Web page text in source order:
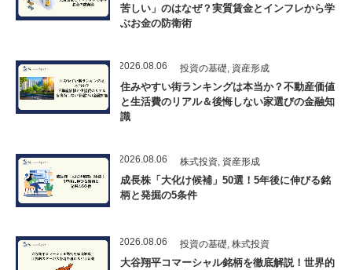
苦しい」のはなぜ？実質賃金とインフレから学
ぶお金の防衛術
2026.08.06 投資の基礎, 資産形成
住みやすい街ランキングは本当か？不動産価値
と生活費のリアル＆後悔しない家選びの金融知
識
2026.08.06 株式投資, 資産形成
成長株「大化け候補」50選！5年後に伸びる銘
柄と発掘の5条件
2026.08.06 投資の基礎 株式投資
大谷翔平コマーシャル銘柄を徹底解説！世界的